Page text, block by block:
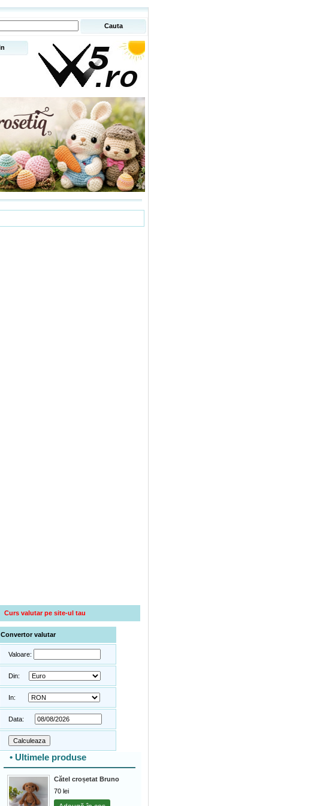
Curs valutar pe site-ul tau
Convertor valutar
Valoare:
Din:
In:
Data:
• Ultimele produse
Cătel croșetat Bruno
70 lei